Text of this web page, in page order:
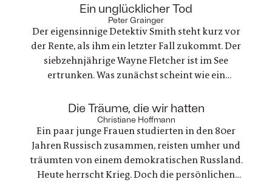
Ein unglücklicher Tod
Peter Grainger
Der eigensinnige Detektiv Smith steht kurz vor
der Rente, als ihm ein letzter Fall zukommt. Der
siebzehnjährige Wayne Fletcher ist im See
ertrunken. Was zunächst scheint wie ein
anderes heraus. Es geht um nichts weniger als die
große Frage nach Gerechtigkeit. Eine
nervenaufreibende Ermittlung beginnt
Die Träume, die wir hatten
Christiane Hoffmann
Ein paar junge Frauen studierten in den 80er
Jahren Russisch zusammen, reisten umher und
träumten von einem demokratischen Russland.
Heute herrscht Krieg. Doch die persönlichen